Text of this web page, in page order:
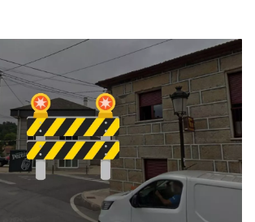
DE COCINA Y CATAS
se preparan para la XIX Feira
este fin de semana